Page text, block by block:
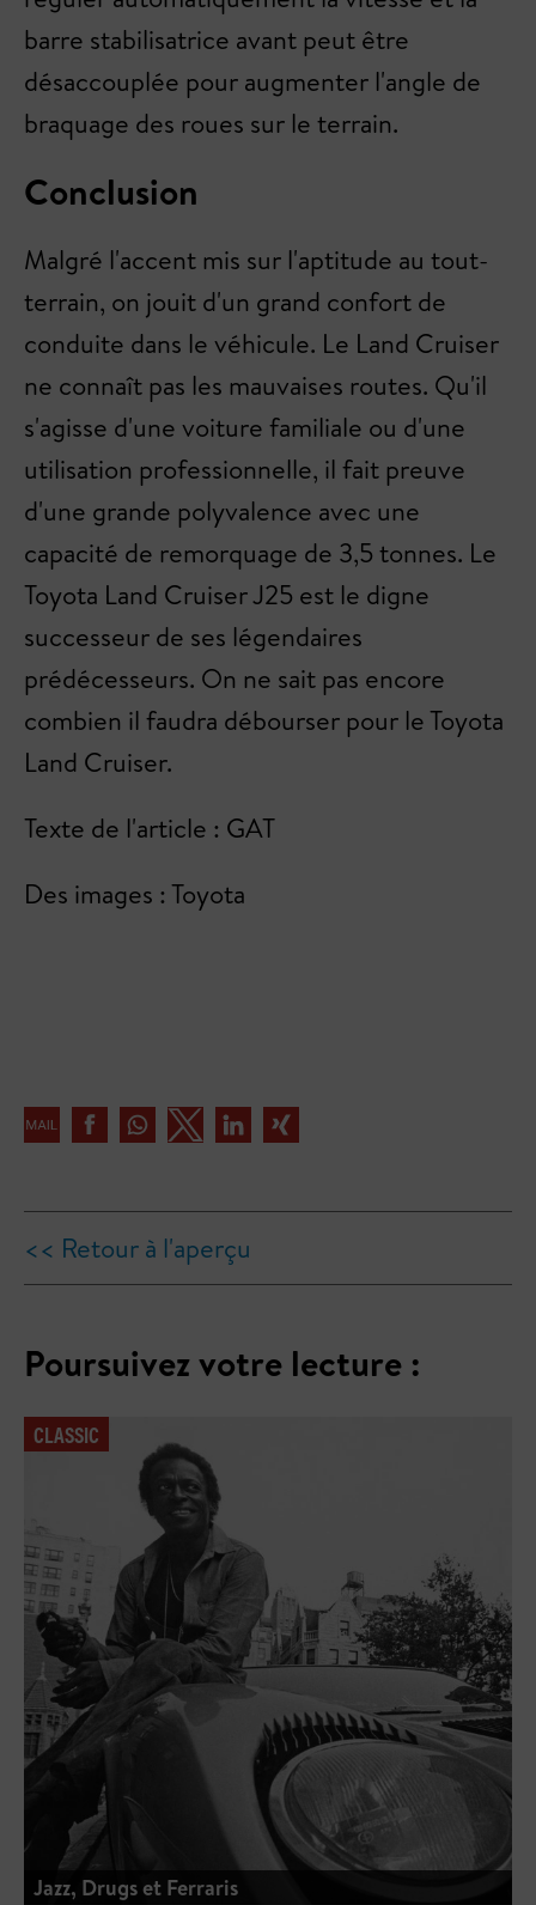
barre stabilisatrice avant peut être
désaccouplée pour augmenter l'angle de
braquage des roues sur le terrain.
Conclusion
Malgré l'accent mis sur l'aptitude au tout-
terrain, on jouit d'un grand confort de
conduite dans le véhicule. Le Land Cruiser
ne connaît pas les mauvaises routes. Qu'il
s'agisse d'une voiture familiale ou d'une
utilisation professionnelle, il fait preuve
d'une grande polyvalence avec une
capacité de remorquage de 3,5 tonnes. Le
Toyota Land Cruiser J25 est le digne
successeur de ses légendaires
prédécesseurs. On ne sait pas encore
combien il faudra débourser pour le Toyota
Land Cruiser.
Texte de l'article : GAT
Des images : Toyota
<< Retour à l'aperçu
Poursuivez votre lecture :
CLASSIC
Jazz, Drugs et Ferraris